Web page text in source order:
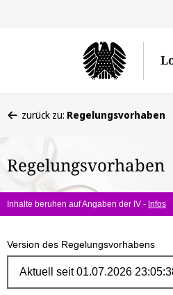
befinden
hier:
zurück zu: Regelungsvorhaben
Regelungsvorhaben
Inhalte beruhen auf Angaben der IV - Infos
Version des Regelungsvorhabens